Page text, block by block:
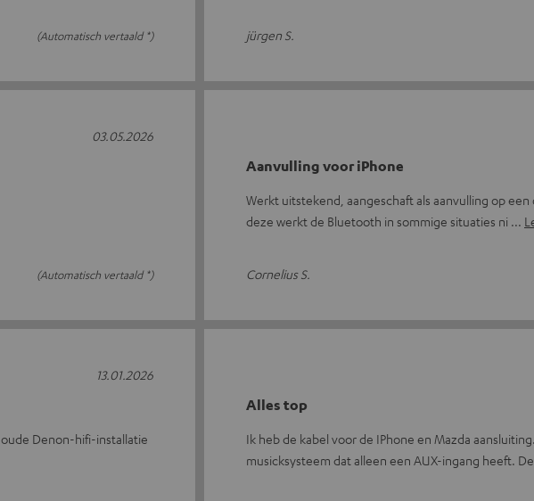
(Automatisch vertaald *) jürgen S.
(Automatisch vertaald *)
03.05.2026
Aanvulling voor iPhone
Werkt uitstekend, aangeschaft als aanvulling op
deze werkt de Bluetooth in sommige situaties ni
Cornelius S.
Denon-hifi-installatie
13.01.2026
Alles top
Ik heb de kabel voor de IPhone en Mazda
musicksysteem dat alleen een AUX-ingang heeft.